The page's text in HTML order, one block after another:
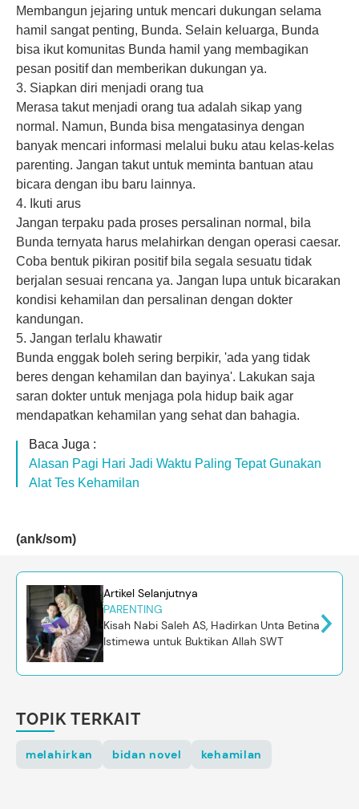
Membangun jejaring untuk mencari dukungan selama
hamil sangat penting, Bunda. Selain keluarga, Bunda
bisa ikut komunitas Bunda hamil yang membagikan
pesan positif dan memberikan dukungan ya.
3. Siapkan diri menjadi orang tua
Merasa takut menjadi orang tua adalah sikap yang
normal. Namun, Bunda bisa mengatasinya dengan
banyak mencari informasi melalui buku atau kelas-kelas
parenting. Jangan takut untuk meminta bantuan atau
bicara dengan ibu baru lainnya.
4. Ikuti arus
Jangan terpaku pada proses persalinan normal, bila
Bunda ternyata harus melahirkan dengan operasi caesar.
Coba bentuk pikiran positif bila segala sesuatu tidak
berjalan sesuai rencana ya. Jangan lupa untuk bicarakan
kondisi kehamilan dan persalinan dengan dokter
kandungan.
5. Jangan terlalu khawatir
Bunda enggak boleh sering berpikir, 'ada yang tidak
beres dengan kehamilan dan bayinya'. Lakukan saja
saran dokter untuk menjaga pola hidup baik agar
mendapatkan kehamilan yang sehat dan bahagia.
Baca Juga :
Alasan Pagi Hari Jadi Waktu Paling Tepat Gunakan
Alat Tes Kehamilan
(ank/som)
Artikel Selanjutnya
PARENTING
Kisah Nabi Saleh AS, Hadirkan Unta Betina
Istimewa untuk Buktikan Allah SWT
TOPIK TERKAIT
melahirkan bidan novel kehamilan